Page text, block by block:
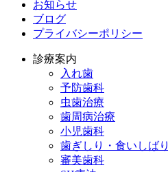
お知らせ
ブログ
プライバシーポリシー
診療案内
入れ歯
予防歯科
虫歯治療
歯周病治療
小児歯科
歯ぎしり・食いしばり
審美歯科